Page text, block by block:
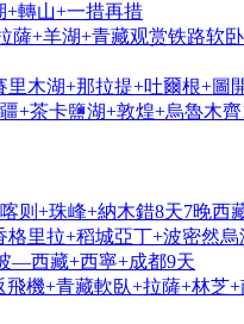
+轉山+一措再措
+羊湖+青藏观赏铁路软卧
木湖+那拉提+吐爾根+圖
+茶卡鹽湖+敦煌+烏魯木
则+珠峰+納木錯8天7晚西
里拉+稻城亞丁+波密然
—西藏+西寧+成都9天
機+青藏軟臥+拉薩+林芝